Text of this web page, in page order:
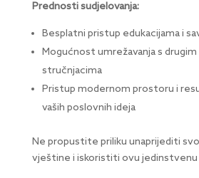
Prednosti sudjelovanja:
Besplatni pristup edukacijama i
Mogućnost umrežavanja s
stručnjacima
Pristup modernom prostoru i
vaših poslovnih ideja
Ne propustite priliku unaprijediti
vještine i iskoristiti ovu jedinstvenu